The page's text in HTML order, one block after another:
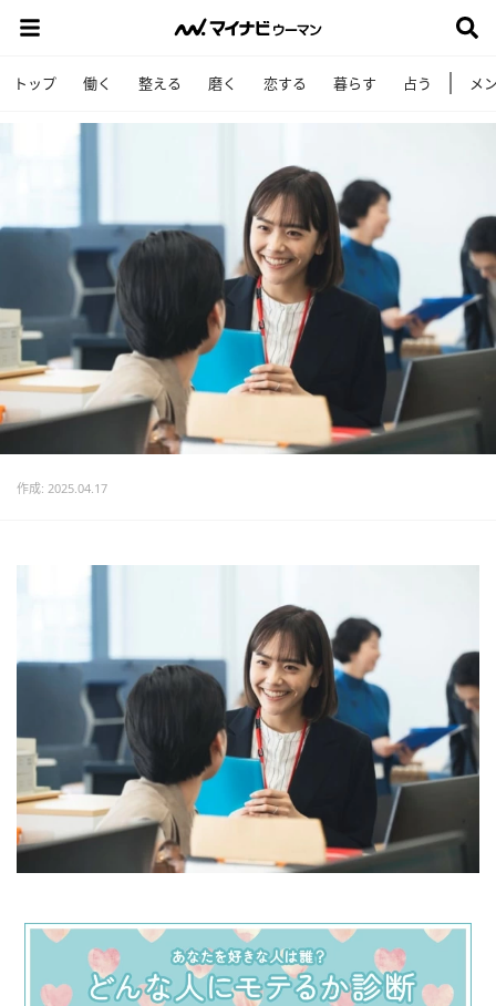
トップ 働く 整える 磨く 恋する 暮らす 占う メ
作成: 2025.04.17